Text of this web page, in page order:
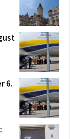
6.